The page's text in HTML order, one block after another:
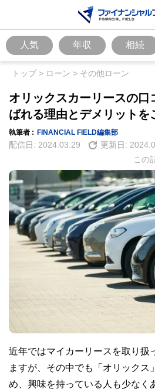
人気 年収 相続
トップ> ローン > その他ローン
オリックスカーリースの口
ばれる理由とデメリットを
執筆者 : FINANCIAL FIELD編集部
配信日: 2024.03.29 更新日:
この
近年ではマイカーリースを取り扱
ますが、その中でも「オリックス
め、興味を持っている人も少なく